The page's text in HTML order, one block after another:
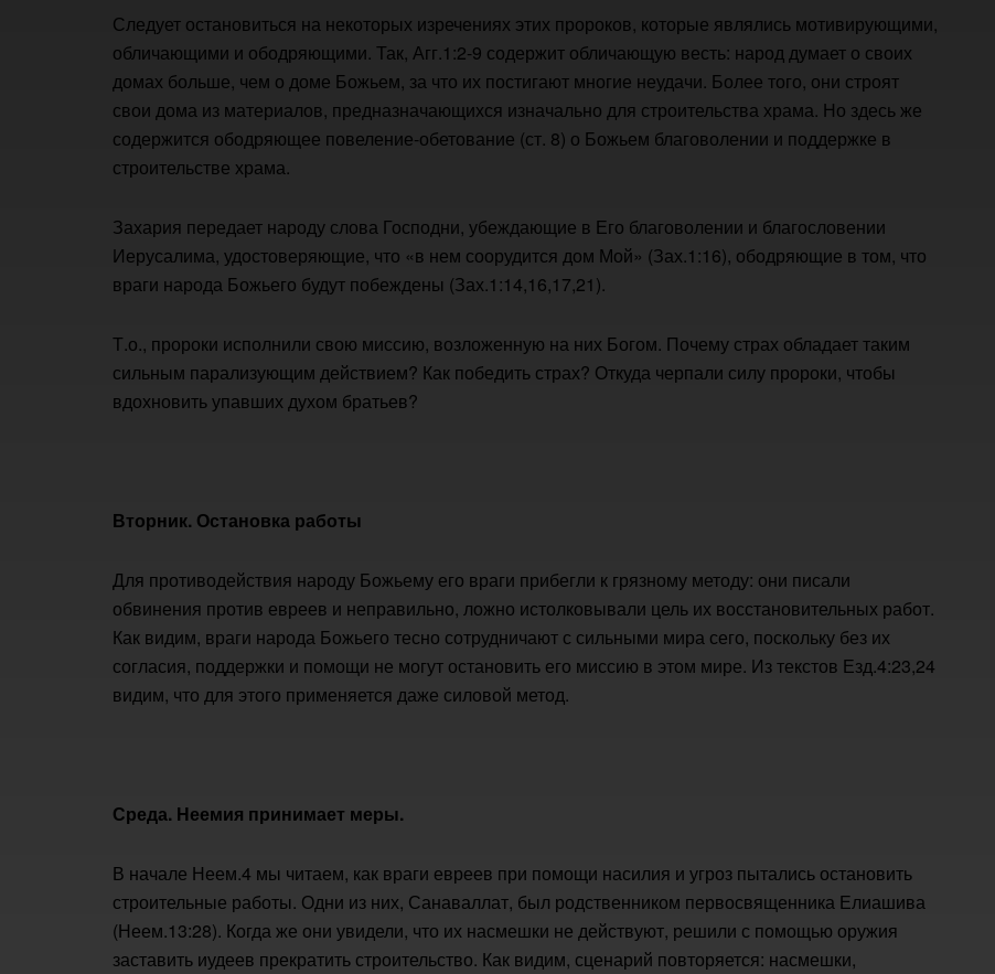
Следует остановиться на некоторых изречениях этих пророков, которые являлись мотивирующими,
обличающими и ободряющими. Так, Агг.1:2-9 содержит обличающую весть: народ думает о своих
домах больше, чем о доме Божьем, за что их постигают многие неудачи. Более того, они строят
свои дома из материалов, предназначающихся изначально для строительства храма. Но здесь же
содержится ободряющее повеление-обетование (ст. 8) о Божьем благоволении и поддержке в
строительстве храма.
Захария передает народу слова Господни, убеждающие в Его благоволении и благословении
Иерусалима, удостоверяющие, что «в нем соорудится дом Мой» (Зах.1:16), ободряющие в том, что
враги народа Божьего будут побеждены (Зах.1:14,16,17,21).
Т.о., пророки исполнили свою миссию, возложенную на них Богом. Почему страх обладает таким
сильным парализующим действием? Как победить страх? Откуда черпали силу пророки, чтобы
вдохновить упавших духом братьев?
Вторник. Остановка работы
Для противодействия народу Божьему его враги прибегли к грязному методу: они писали
обвинения против евреев и неправильно, ложно истолковывали цель их восстановительных работ.
Как видим, враги народа Божьего тесно сотрудничают с сильными мира сего, поскольку без их
согласия, поддержки и помощи не могут остановить его миссию в этом мире. Из текстов Езд.4:23,24
видим, что для этого применяется даже силовой метод.
Среда. Неемия принимает меры.
В начале Неем.4 мы читаем, как враги евреев при помощи насилия и угроз пытались остановить
строительные работы. Одни из них, Санаваллат, был родственником первосвященника Елиашива
(Неем.13:28). Когда же они увидели, что их насмешки не действуют, решили с помощью оружия
заставить иудеев прекратить строительство. Как видим, сценарий повторяется: насмешки,